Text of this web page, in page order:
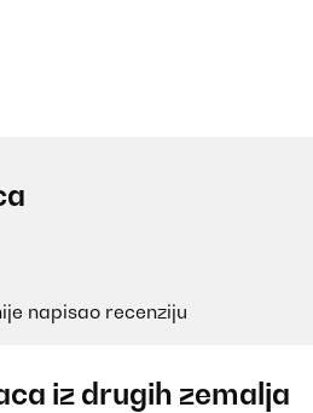
napisao recenziju
iz drugih zemalja